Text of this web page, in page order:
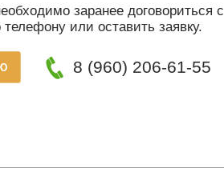
заранее договориться с
или оставить заявку.
8 (960) 206-61-55